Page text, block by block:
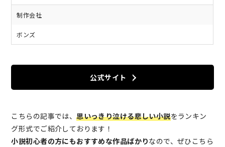
制作会社
ボンズ
公式サイト
こちらの記事では、思いっきり泣ける悲しい小説をランキン
グ形式でご紹介しております！
小説初心者の方にもおすすめな作品ばかりなので、ぜひこちら